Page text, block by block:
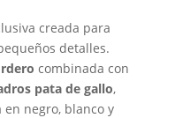
creada para
detalles.
combinada con
pata de gallo,
negro, blanco y